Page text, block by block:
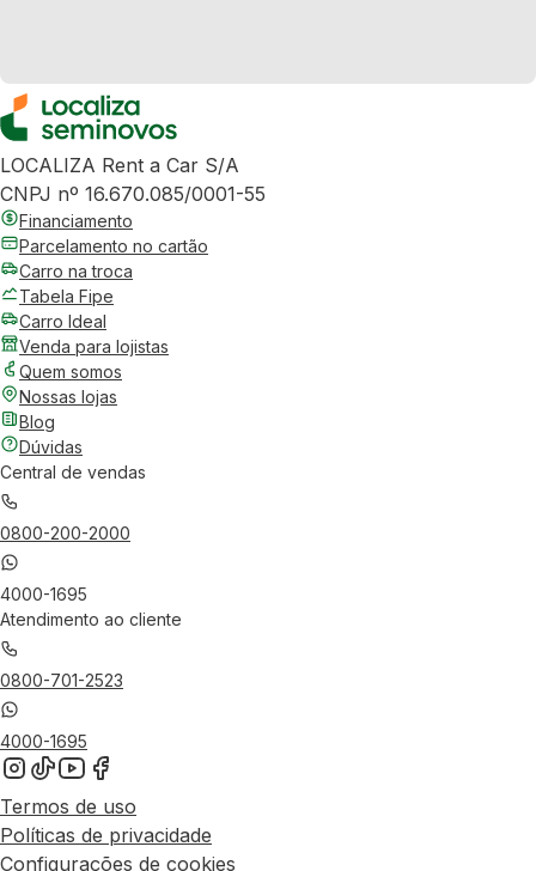
LOCALIZA Rent a Car S/A
CNPJ nº 16.670.085/0001-55
Financiamento
Parcelamento no cartão
Carro na troca
Tabela Fipe
Carro Ideal
Venda para lojistas
Quem somos
Nossas lojas
Blog
Dúvidas
Central de vendas
0800-200-2000
4000-1695
Atendimento ao cliente
0800-701-2523
4000-1695
Termos de uso
Políticas de privacidade
Configurações de cookies